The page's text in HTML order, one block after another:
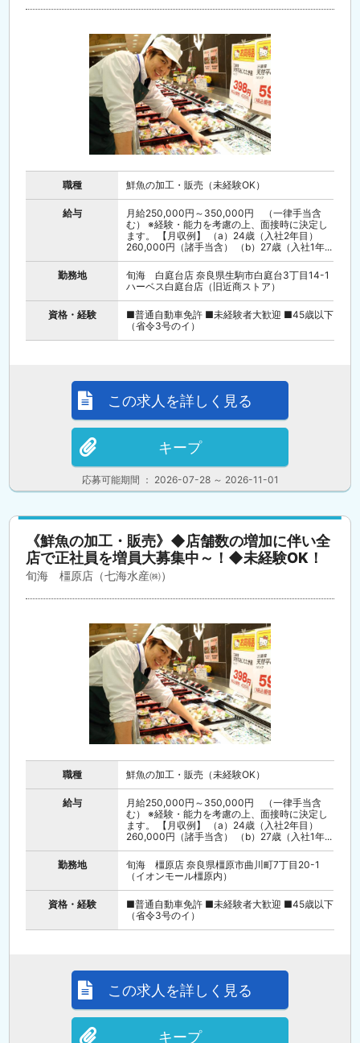
職種 鮮魚の加工・販売（未経験OK）
給与
月給250,000円～350,000円 （一律手当含
む） ※経験・能力を考慮の上、面接時に決定し
ます。 【月収例】 （a）24歳（入社2年目）
260,000円（諸手当含） （b）27歳（入社1年...
勤務地
旬海 白庭台店 奈良県生駒市白庭台3丁目14-1
ハーベス白庭台店（旧近商ストア）
資格・経験
■普通自動車免許 ■未経験者大歓迎 ■45歳以下
（省令3号のイ）
応募可能期間 ： 2026-07-28 ～ 2026-11-01
この求人を詳しく見る
キープ
《鮮魚の加工・販売》◆店舗数の増加に伴い全
店で正社員を増員大募集中～！◆未経験OK！
旬海 橿原店（七海水産㈱）
職種 鮮魚の加工・販売（未経験OK）
給与
月給250,000円～350,000円 （一律手当含
む） ※経験・能力を考慮の上、面接時に決定し
ます。 【月収例】 （a）24歳（入社2年目）
260,000円（諸手当含） （b）27歳（入社1年...
勤務地
旬海 橿原店 奈良県橿原市曲川町7丁目20-1
（イオンモール橿原内）
資格・経験
■普通自動車免許 ■未経験者大歓迎 ■45歳以下
（省令3号のイ）
この求人を詳しく見る
キープ